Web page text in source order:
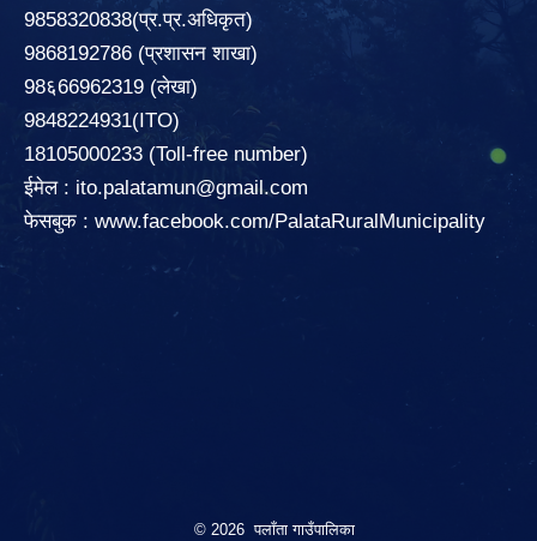
9858320838(प्र.प्र.अधिकृत)
9868192786 (प्रशासन शाखा)
98६66962319 (लेखा)
9848224931(ITO)
18105000233 (Toll-free number)
ईमेल : ito.palatamun@gmail.com
फेसबुक : www.facebook.com/PalataRuralMunicipality
© 2026 पलाँता गाउँपालिका